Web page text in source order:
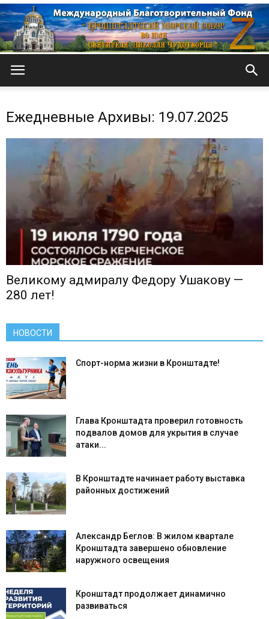
собор
Ежедневные Архивы: 19.07.2025
Великому адмиралу Федору Ушакову —
280 лет!
НОВОСТИ
Спорт-норма жизни в Кронштадте!
Глава Кронштадта проверил готовность
подвалов домов для укрытия в случае
атаки...
В Кронштадте начинает работу выставка
районных достижений
Александр Беглов: В жилом квартале
Кронштадта завершено обновление
наружного освещения
Кронштадт продолжает динамично
развиваться